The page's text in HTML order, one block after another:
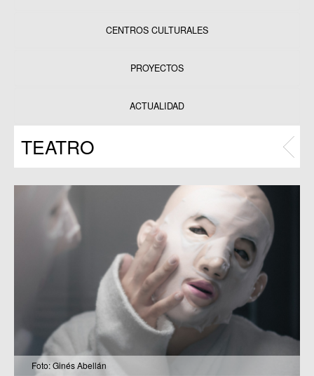
CENTROS CULTURALES
PROYECTOS
Programas
ACTUALIDAD
TEATRO
Foto: Ginés Abellán